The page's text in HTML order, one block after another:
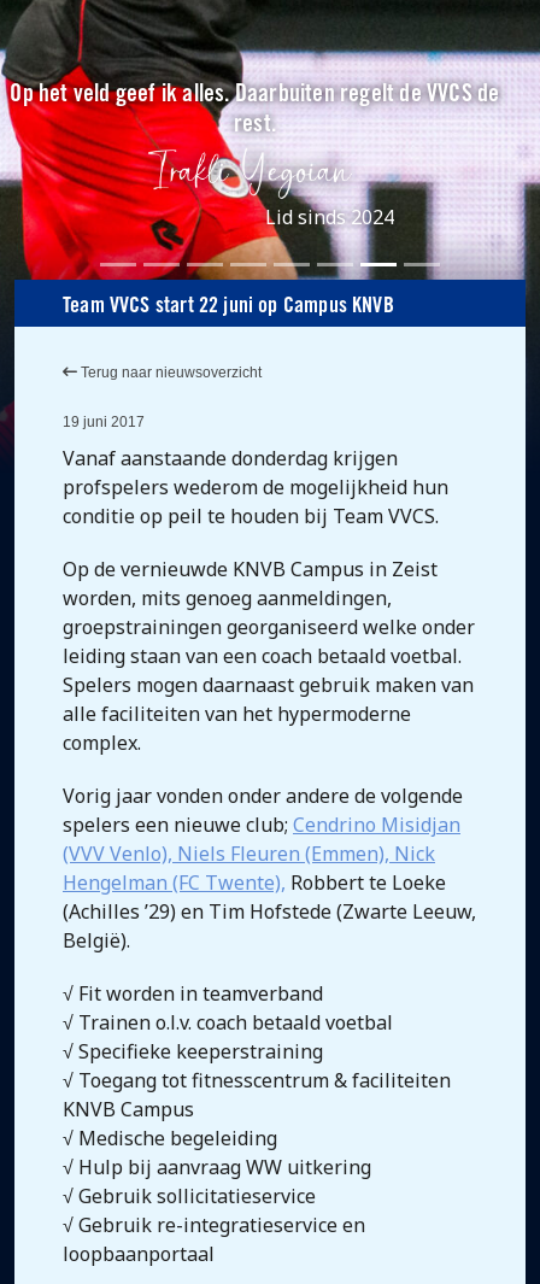
Op het veld geef ik alles. Daarbuiten regelt de VVCS de
rest.
Lid sinds 2024
Team VVCS start 22 juni op Campus KNVB
Terug naar nieuwsoverzicht
19 juni 2017
Vanaf aanstaande donderdag krijgen
profspelers wederom de mogelijkheid hun
conditie op peil te houden bij Team VVCS.
Op de vernieuwde KNVB Campus in Zeist
worden, mits genoeg aanmeldingen,
groepstrainingen georganiseerd welke onder
leiding staan van een coach betaald voetbal.
Spelers mogen daarnaast gebruik maken van
alle faciliteiten van het hypermoderne
complex.
Vorig jaar vonden onder andere de volgende
spelers een nieuwe club; Cendrino Misidjan
(VVV Venlo), Niels Fleuren (Emmen), Nick
Hengelman (FC Twente), Robbert te Loeke
(Achilles ’29) en Tim Hofstede (Zwarte Leeuw,
België).
√ Fit worden in teamverband
√ Trainen o.l.v. coach betaald voetbal
√ Specifieke keeperstraining
√ Toegang tot fitnesscentrum & faciliteiten
KNVB Campus
√ Medische begeleiding
√ Hulp bij aanvraag WW uitkering
√ Gebruik sollicitatieservice
√ Gebruik re-integratieservice en
loopbaanportaal